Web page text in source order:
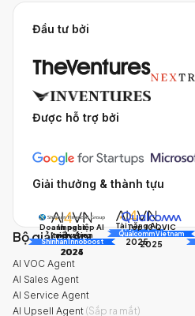
Đầu tư bởi
Được hỗ trợ bởi
Giải thưởng & thành tựu
Doanh nghiệp AI
triển vọng
AI Awards
2025
Tài năng AI
AI Awards
2025
Impact
Innovation
Shinhan Innoboost
2024
Top 10 QVIC
Qualcomm Vietnam
2025
Bộ giải pháp
AI VOC Agent
AI Sales Agent
AI Service Agent
AI Upsell Agent (Sắp ra mắt)